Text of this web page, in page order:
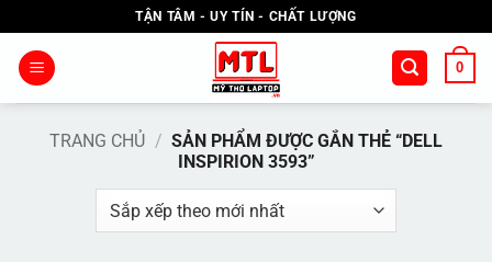
qua
nội
TẬN TÂM - UY TÍN - CHẤT LƯỢNG
0
TRANG CHỦ / SẢN PHẨM ĐƯỢC GẮN THẺ “DELL
INSPIRION 3593”